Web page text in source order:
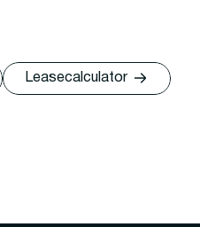
Leasecalculator